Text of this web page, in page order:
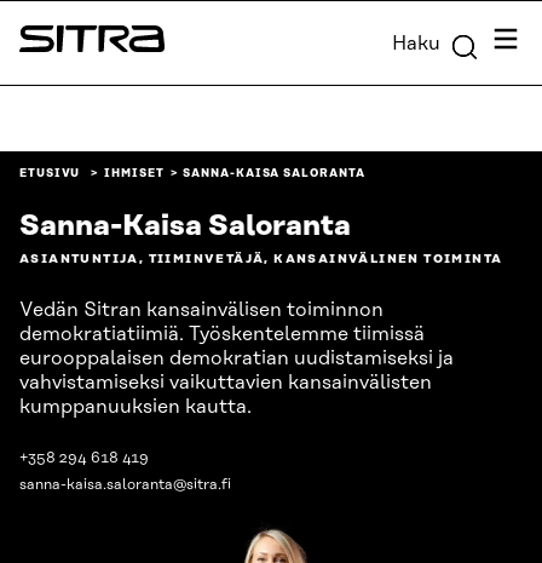
Siirry
suoraan
Sitra Haku
ETUSIVU IHMISET SANNA-KAISA SALORANTA
Sanna-Kaisa Saloranta
ASIANTUNTIJA, TIIMINVETÄJÄ, KANSAINVÄLINEN TOIMINTA
Vedän Sitran kansainvälisen toiminnon
demokratiatiimiä. Työskentelemme tiimissä
eurooppalaisen demokratian uudistamiseksi ja
vahvistamiseksi vaikuttavien kansainvälisten
kumppanuuksien kautta.
+358 294 618 419
sanna-kaisa.saloranta@sitra.fi